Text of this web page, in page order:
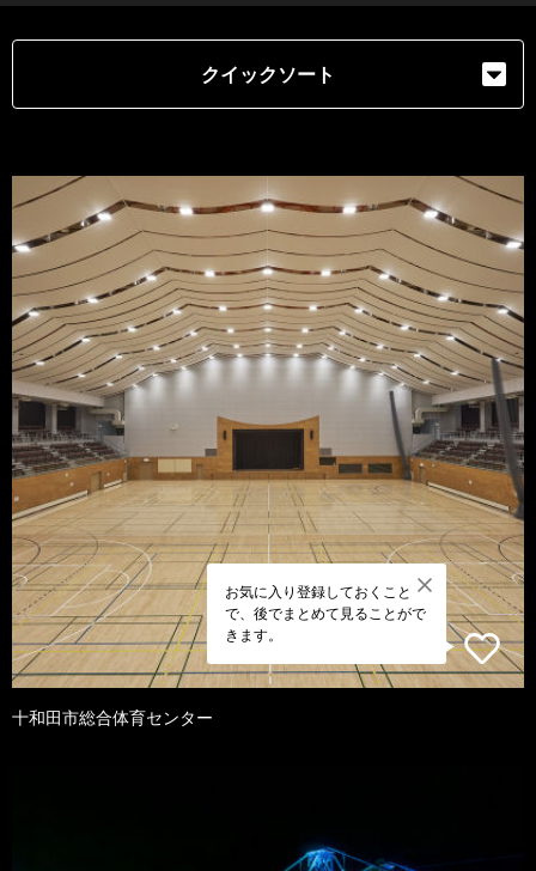
クイックソート
お気に入り登録しておくこと
で、後でまとめて見ることがで
きます。
十和田市総合体育センター